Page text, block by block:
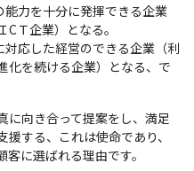
力を十分に発揮できる企業
CＴ企業）となる。
応した経営のできる企業（利
化を続ける企業）となる、で
に向き合って提案をし、満足
する、これは使命であり、
に選ばれる理由です。